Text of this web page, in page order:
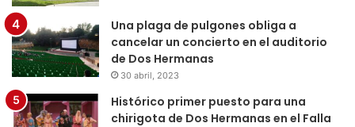
Una plaga de pulgones obliga a
cancelar un concierto en el auditorio
de Dos Hermanas
30 abril, 2023
Histórico primer puesto para una
chirigota de Dos Hermanas en el Falla